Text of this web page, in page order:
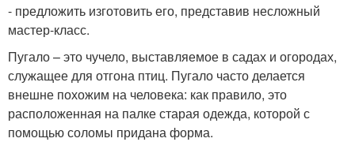
- предложить изготовить его, представив несложный
мастер-класс.
Пугало – это чучело, выставляемое в садах и огородах,
служащее для отгона птиц. Пугало часто делается
внешне похожим на человека: как правило, это
расположенная на палке старая одежда, которой с
помощью соломы придана форма.